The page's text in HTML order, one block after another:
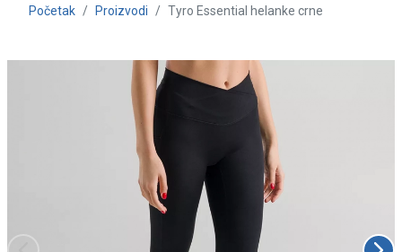
Početak Proizvodi Tyro Essential helanke crne